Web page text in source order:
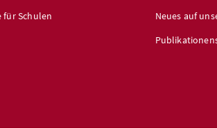
Schulen
Neues auf